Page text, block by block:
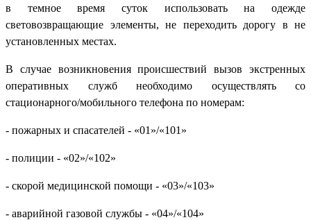
в темное время суток использовать на одежде
световозвращающие элементы, не переходить дорогу в не
установленных местах.
В случае возникновения происшествий вызов экстренных
оперативных служб необходимо осуществлять со
стационарного/мобильного телефона по номерам:
- пожарных и спасателей - «01»/«101»
- полиции - «02»/«102»
- скорой медицинской помощи - «03»/«103»
- аварийной газовой службы - «04»/«104»